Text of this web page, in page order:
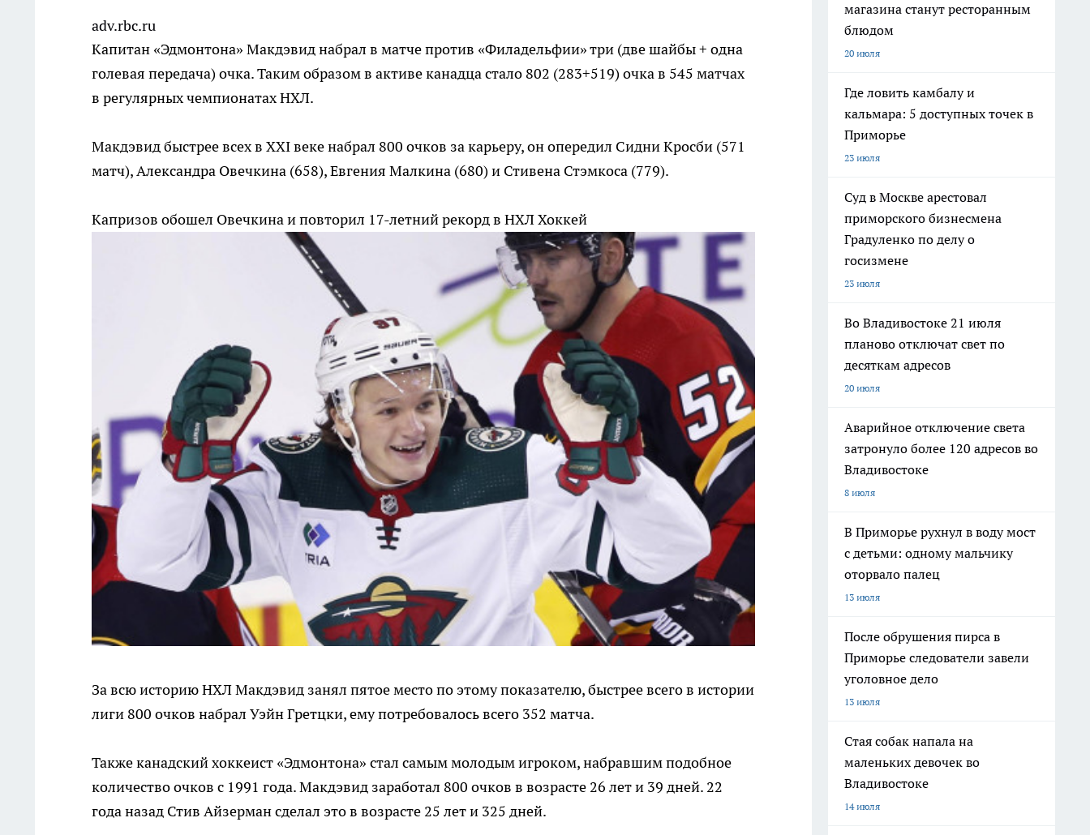
adv.rbc.ru
Капитан «Эдмонтона» Макдэвид набрал в матче против «Филадельфии» три (две шайбы + одна
голевая передача) очка. Таким образом в активе канадца стало 802 (283+519) очка в 545 матчах
в регулярных чемпионатах НХЛ.
Макдэвид быстрее всех в XXI веке набрал 800 очков за карьеру, он опередил Сидни Кросби (571
матч), Александра Овечкина (658), Евгения Малкина (680) и Стивена Стэмкоса (779).
Капризов обошел Овечкина и повторил 17-летний рекорд в НХЛХоккей
За всю историю НХЛ Макдэвид занял пятое место по этому показателю, быстрее всего в истории
лиги 800 очков набрал Уэйн Гретцки, ему потребовалось всего 352 матча.
Также канадский хоккеист «Эдмонтона» стал самым молодым игроком, набравшим подобное
количество очков с 1991 года. Макдэвид заработал 800 очков в возрасте 26 лет и 39 дней. 22
года назад Стив Айзерман сделал это в возрасте 25 лет и 325 дней.
магазина станут ресторанным
блюдом
20 июля
Где ловить камбалу и
кальмара: 5 доступных точек в
Приморье
23 июля
Суд в Москве арестовал
приморского бизнесмена
Градуленко по делу о
госизмене
23 июля
Во Владивостоке 21 июля
планово отключат свет по
десяткам адресов
20 июля
Аварийное отключение света
затронуло более 120 адресов во
Владивостоке
8 июля
В Приморье рухнул в воду мост
с детьми: одному мальчику
оторвало палец
13 июля
После обрушения пирса в
Приморье следователи завели
уголовное дело
13 июля
Стая собак напала на
маленьких девочек во
Владивостоке
14 июля